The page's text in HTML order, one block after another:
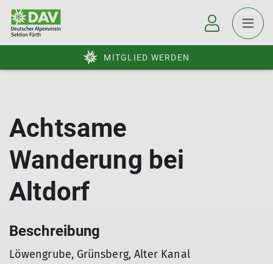
MITGLIED WERDEN
Achtsame
Wanderung bei
Altdorf
Beschreibung
Löwengrube, Grünsberg, Alter Kanal